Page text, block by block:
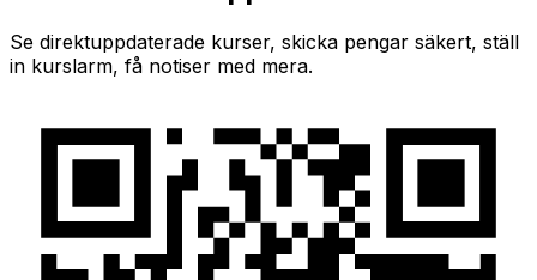
Se direktuppdaterade kurser, skicka pengar säkert, ställ
in kurslarm, få notiser med mera.